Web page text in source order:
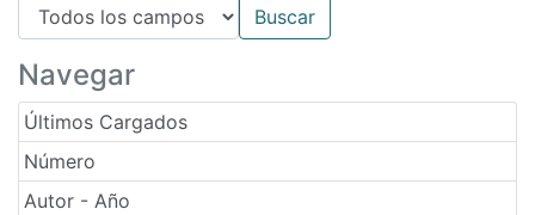
Navegar
Últimos Cargados
Número
Autor - Año